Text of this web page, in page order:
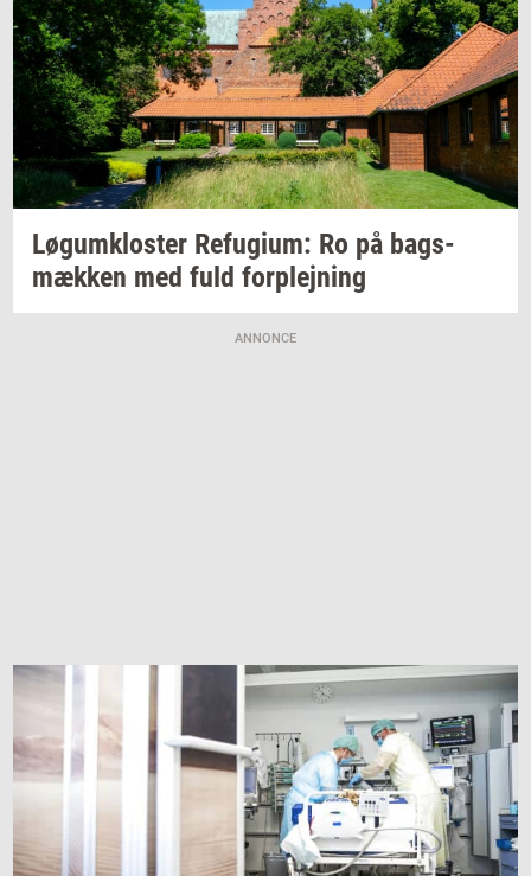
Løgum­klo­ster Re­fu­gi­um: Ro på bags­
mæk­ken med fuld for­plej­ning
ANNONCE